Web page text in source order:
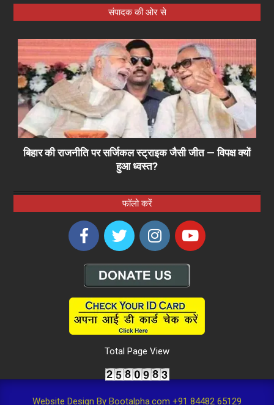
संपादक की ओर से
बिहार की राजनीति पर सर्जिकल स्ट्राइक जैसी जीत — विपक्ष क्यों
हुआ ध्वस्त?
फॉलो करें
Total Page View
Website Design By Bootalpha.com +91 84482 65129